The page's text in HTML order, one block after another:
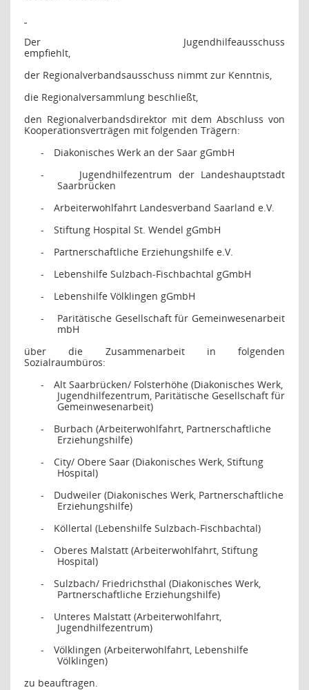
Der Jugendhilfeausschuss
empfiehlt,
der Regionalverbandsausschuss nimmt zur Kenntnis,
die Regionalversammlung beschließt,
den Regionalverbandsdirektor mit dem Abschluss von
Kooperationsverträgen mit folgenden Trägern:
-
Diakonisches Werk an der Saar gGmbH
-
Jugendhilfezentrum der Landeshauptstadt
Saarbrücken
-
Arbeiterwohlfahrt Landesverband Saarland e.V.
-
Stiftung Hospital St. Wendel gGmbH
-
Partnerschaftliche Erziehungshilfe e.V.
-
Lebenshilfe Sulzbach-Fischbachtal gGmbH
-
Lebenshilfe Völklingen gGmbH
-
Paritätische Gesellschaft für Gemeinwesenarbeit
mbH
über die Zusammenarbeit in folgenden
Sozialraumbüros:
-
Alt Saarbrücken/ Folsterhöhe (Diakonisches Werk,
Jugendhilfezentrum, Paritätische Gesellschaft für
Gemeinwesenarbeit)
-
Burbach (Arbeiterwohlfahrt, Partnerschaftliche
Erziehungshilfe)
-
City/ Obere Saar (Diakonisches Werk, Stiftung
Hospital)
-
Dudweiler (Diakonisches Werk, Partnerschaftliche
Erziehungshilfe)
-
Köllertal (Lebenshilfe Sulzbach-Fischbachtal)
-
Oberes Malstatt (Arbeiterwohlfahrt, Stiftung
Hospital)
-
Sulzbach/ Friedrichsthal (Diakonisches Werk,
Partnerschaftliche Erziehungshilfe)
-
Unteres Malstatt (Arbeiterwohlfahrt,
Jugendhilfezentrum)
-
Völklingen (Arbeiterwohlfahrt, Lebenshilfe
Völklingen)
zu beauftragen.